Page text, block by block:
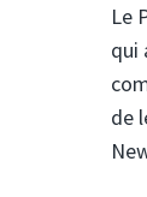
Le
qui
de